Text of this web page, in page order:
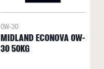
0W-30
MIDLAND ECONOVA 0W-
30 50KG